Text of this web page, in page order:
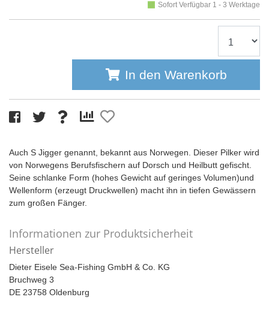
Sofort Verfügbar 1 - 3 Werktage
In den Warenkorb
Auch S Jigger genannt, bekannt aus Norwegen. Dieser Pilker wird
von Norwegens Berufsfischern auf Dorsch und Heilbutt gefischt.
Seine schlanke Form (hohes Gewicht auf geringes Volumen)und
Wellenform (erzeugt Druckwellen) macht ihn in tiefen Gewässern
zum großen Fänger.
Informationen zur Produktsicherheit
Hersteller
Dieter Eisele Sea-Fishing GmbH & Co. KG
Bruchweg 3
DE 23758 Oldenburg